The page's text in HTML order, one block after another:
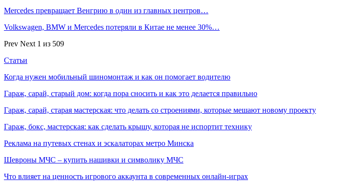
Mercedes превращает Венгрию в один из главных центров…
Volkswagen, BMW и Mercedes потеряли в Китае не менее 30%…
Prev Next 1 из 509
Статьи
Когда нужен мобильный шиномонтаж и как он помогает водителю
Гараж, сарай, старый дом: когда пора сносить и как это делается правильно
Гараж, сарай, старая мастерская: что делать со строениями, которые мешают новому проекту
Гараж, бокс, мастерская: как сделать крышу, которая не испортит технику
Реклама на путевых стенах и эскалаторах метро Минска
Шевроны МЧС – купить нашивки и символику МЧС
Что влияет на ценность игрового аккаунта в современных онлайн-играх